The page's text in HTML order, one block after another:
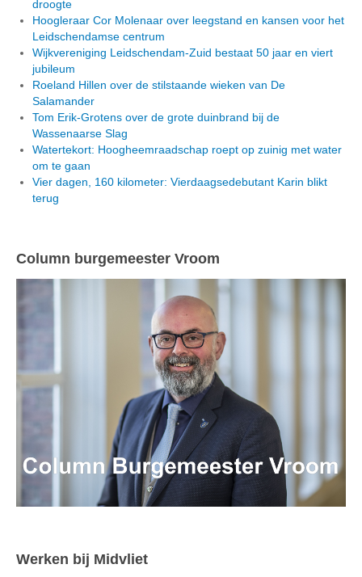
droogte
Hoogleraar Cor Molenaar over leegstand en kansen voor het
Leidschendamse centrum
Wijkvereniging Leidschendam-Zuid bestaat 50 jaar en viert
jubileum
Roeland Hillen over de stilstaande wieken van De
Salamander
Tom Erik-Grotens over de grote duinbrand bij de
Wassenaarse Slag
Watertekort: Hoogheemraadschap roept op zuinig met water
om te gaan
Vier dagen, 160 kilometer: Vierdaagsedebutant Karin blikt
terug
Column burgemeester Vroom
Werken bij Midvliet